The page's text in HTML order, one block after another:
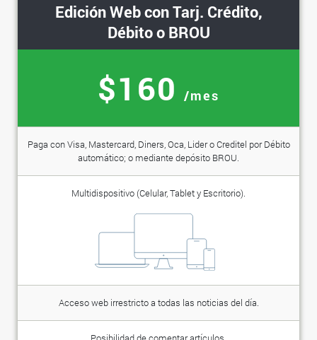
Edición Web con Tarj. Crédito,
Débito o BROU
$160 /mes
Paga con Visa, Mastercard, Diners, Oca, Lider o Creditel por Débito
automático; o mediante depósito BROU.
Multidispositivo (Celular, Tablet y Escritorio).
Acceso web irrestricto a todas las noticias del día.